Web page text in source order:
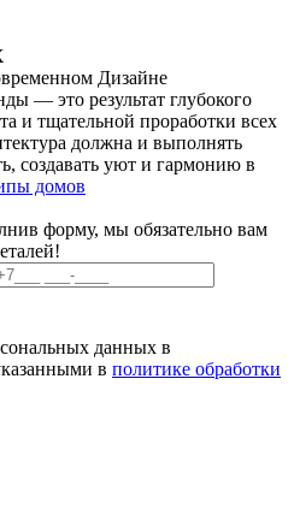
Дизайне
— это результат глубокого
и тщательной проработки всех
должна и выполнять
создавать уют и гармонию в
домов
форму, мы обязательно вам
данных в
в политике обработки